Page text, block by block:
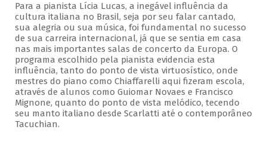
Para a pianista Lícia Lucas, a inegável influência da
cultura italiana no Brasil, seja por seu falar cantado,
sua alegria ou sua música, foi fundamental no sucesso
de sua carreira internacional, já que se sentia em casa
nas mais importantes salas de concerto da Europa. O
programa escolhido pela pianista evidencia esta
influência, tanto do ponto de vista virtuosístico, onde
mestres do piano como Chiaffarelli aqui fizeram escola,
através de alunos como Guiomar Novaes e Francisco
Mignone, quanto do ponto de vista melódico, tecendo
seu manto italiano desde Scarlatti até o contemporâneo
Tacuchian.